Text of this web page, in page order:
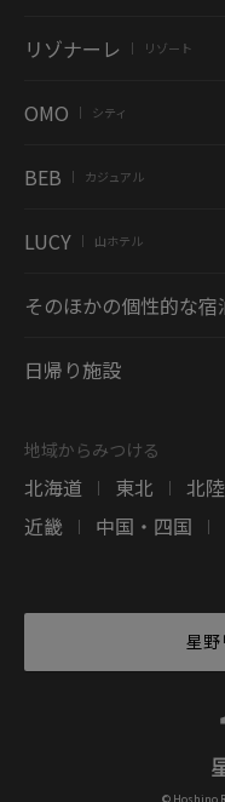
リゾナーレ リゾート
OMO シティ
BEB カジュアル
LUCY 山ホテル
そのほかの個性的な宿
日帰り施設
地域からみつける
北海道 | 東北 | 北
近畿 | 中国・四国 |
星野
© Hoshino